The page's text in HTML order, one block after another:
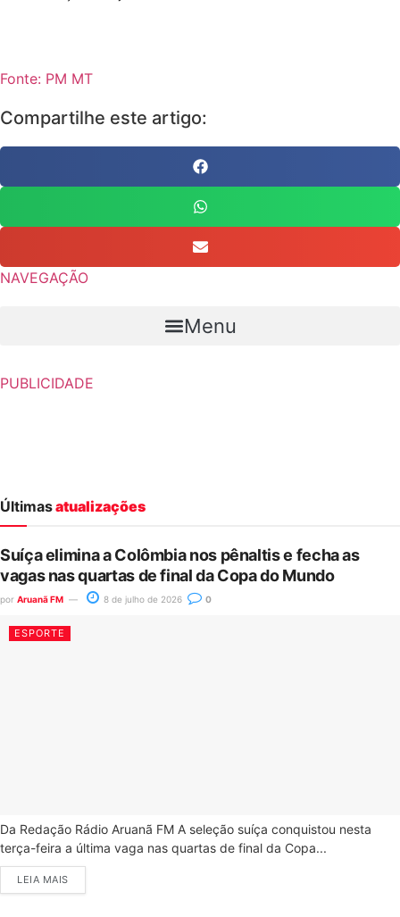
Fonte: PM MT
Compartilhe este artigo:
NAVEGAÇÃO
Menu
PUBLICIDADE
Últimasatualizações
Suíça elimina a Colômbia nos pênaltis e fecha as
vagas nas quartas de final da Copa do Mundo
por Aruanã FM 8 de julho de 2026 0
ESPORTE
Da Redação Rádio Aruanã FM A seleção suíça conquistou nesta
terça-feira a última vaga nas quartas de final da Copa...
LEIA MAIS